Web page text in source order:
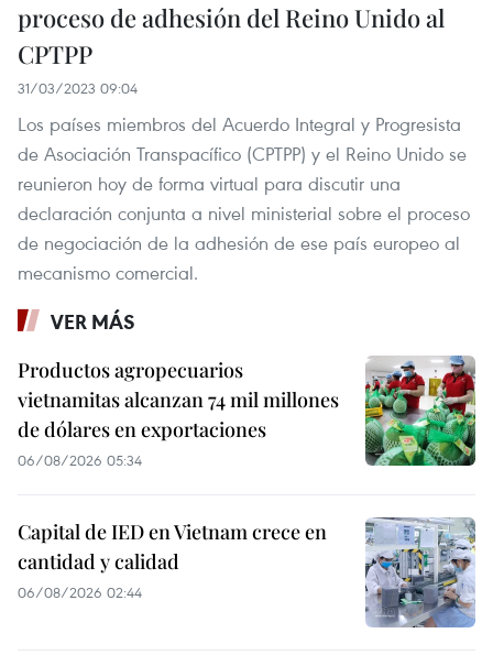
proceso de adhesión del Reino Unido al
CPTPP
31/03/2023 09:04
Los países miembros del Acuerdo Integral y Progresista
de Asociación Transpacífico (CPTPP) y el Reino Unido se
reunieron hoy de forma virtual para discutir una
declaración conjunta a nivel ministerial sobre el proceso
de negociación de la adhesión de ese país europeo al
mecanismo comercial.
VER MÁS
Productos agropecuarios
vietnamitas alcanzan 74 mil millones
de dólares en exportaciones
06/08/2026 05:34
Capital de IED en Vietnam crece en
cantidad y calidad
06/08/2026 02:44